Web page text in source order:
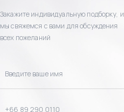
Закажите индивидуальную подборку, и
мы свяжемся с вами для обсуждения
всех пожеланий